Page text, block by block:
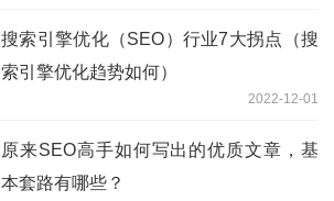
搜索引擎优化（SEO）行业7大拐点（搜
索引擎优化趋势如何）
2022-12-01
原来SEO高手如何写出的优质文章，基
本套路有哪些？